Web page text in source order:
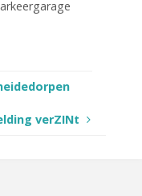
verZINt